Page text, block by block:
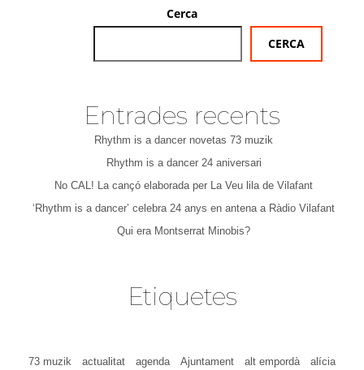
Cerca
CERCA
Entrades recents
Rhythm is a dancer novetas 73 muzik
Rhythm is a dancer 24 aniversari
No CAL! La cançó elaborada per La Veu lila de Vilafant
‘Rhythm is a dancer’ celebra 24 anys en antena a Ràdio Vilafant
Qui era Montserrat Minobis?
Etiquetes
73 muzik actualitat agenda Ajuntament alt empordà
alícia